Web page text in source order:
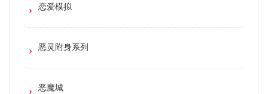
恋爱模拟
恶灵附身系列
恶魔城